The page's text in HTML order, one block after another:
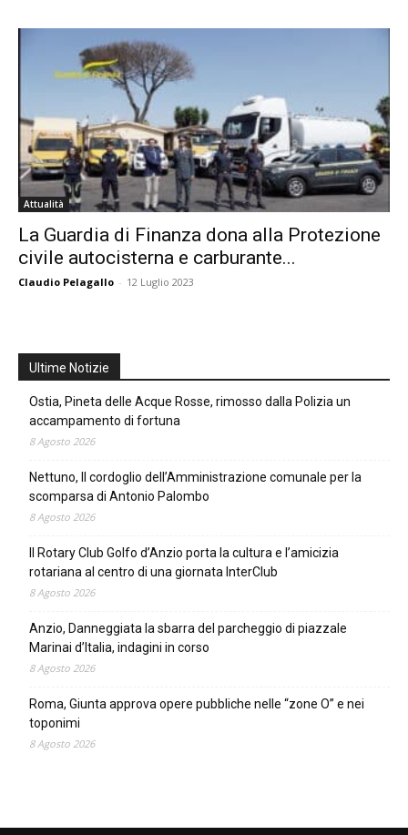
Attualità
La Guardia di Finanza dona alla Protezione
civile autocisterna e carburante...
Claudio Pelagallo - 12 Luglio 2023
Ultime Notizie
Ostia, Pineta delle Acque Rosse, rimosso dalla Polizia un
accampamento di fortuna
8 Agosto 2026
Nettuno, Il cordoglio dell’Amministrazione comunale per la
scomparsa di Antonio Palombo
8 Agosto 2026
Il Rotary Club Golfo d’Anzio porta la cultura e l’amicizia
rotariana al centro di una giornata InterClub
8 Agosto 2026
Anzio, Danneggiata la sbarra del parcheggio di piazzale
Marinai d’Italia, indagini in corso
8 Agosto 2026
Roma, Giunta approva opere pubbliche nelle “zone O” e nei
toponimi
8 Agosto 2026